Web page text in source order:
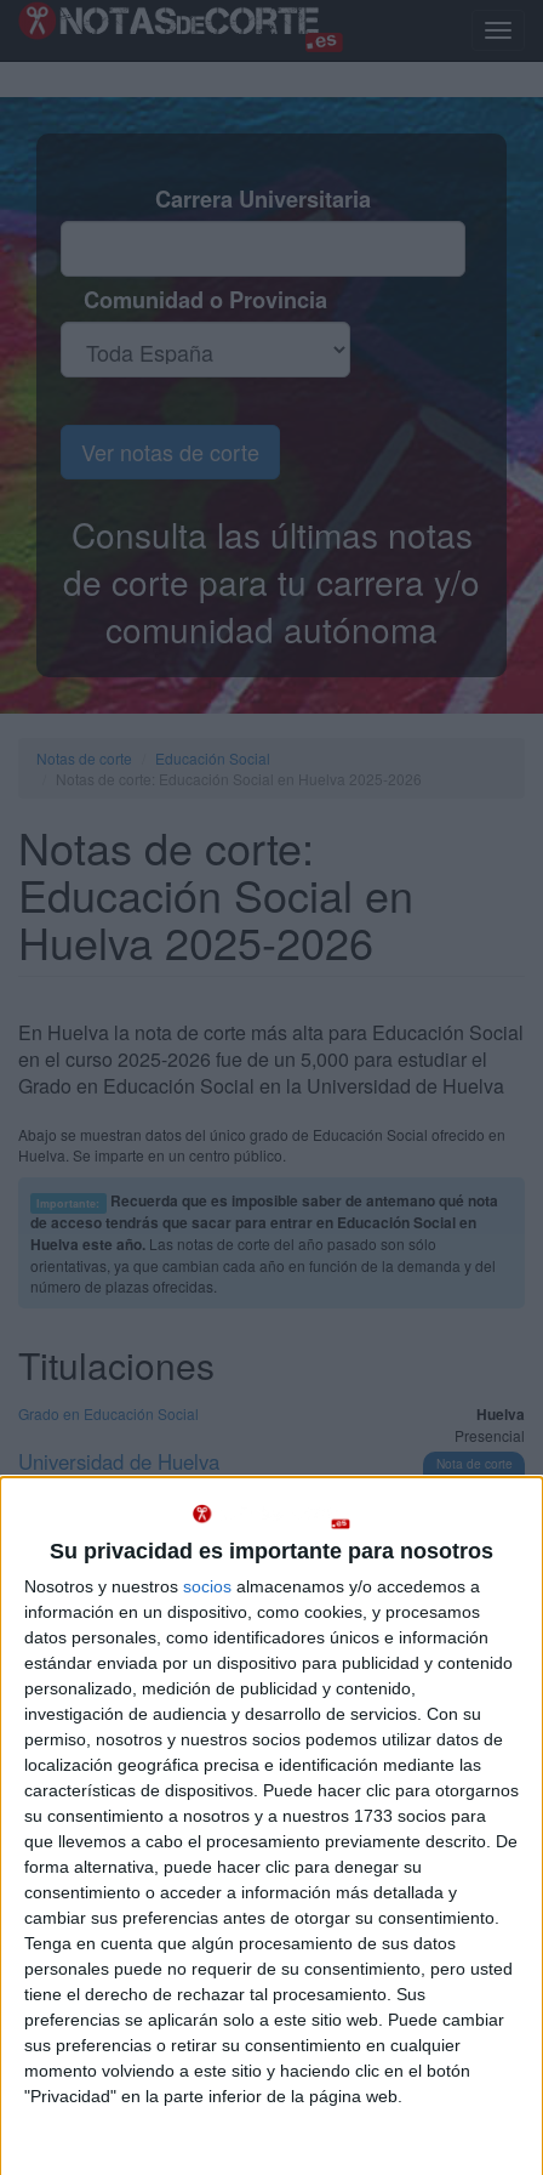
Su privacidad es importante para nosotros
Nosotros y nuestros socios almacenamos y/o accedemos a
información en un dispositivo, como cookies, y procesamos
datos personales, como identificadores únicos e información
estándar enviada por un dispositivo para publicidad y contenido
personalizado, medición de publicidad y contenido,
investigación de audiencia y desarrollo de servicios. Con su
permiso, nosotros y nuestros socios podemos utilizar datos de
localización geográfica precisa e identificación mediante las
características de dispositivos. Puede hacer clic para otorgarnos
su consentimiento a nosotros y a nuestros 1733 socios para
que llevemos a cabo el procesamiento previamente descrito. De
forma alternativa, puede hacer clic para denegar su
consentimiento o acceder a información más detallada y
cambiar sus preferencias antes de otorgar su consentimiento.
Tenga en cuenta que algún procesamiento de sus datos
personales puede no requerir de su consentimiento, pero usted
tiene el derecho de rechazar tal procesamiento. Sus
preferencias se aplicarán solo a este sitio web. Puede cambiar
sus preferencias o retirar su consentimiento en cualquier
momento volviendo a este sitio y haciendo clic en el botón
"Privacidad" en la parte inferior de la página web.
Pasar
Toggle
Carrera Universitaria
Comunidad o Provincia
Ver notas de corte
Consulta las últimas notas
de corte para tu carrera y/o
comunidad autónoma
Notas de corte
Educación Social
Notas de corte:
Educación Social en
Huelva 2025-2026
En Huelva la nota de corte más alta para Educación Social
en el curso 2025-2026 fue de un 5,000 para estudiar el
Grado en Educación Social en la Universidad de Huelva
Abajo se muestran datos del único grado de Educación Social ofrecido en
Huelva. Se imparte en un centro público.
Importante:
Recuerda que es imposible saber de antemano qué nota
de acceso tendrás que sacar para entrar en Educación Social en
Huelva este año. Las notas de corte del año pasado son sólo
orientativas, ya que cambian cada año en función de la demanda y del
número de plazas ofrecidas.
Titulaciones
Huelva
Presencial
Nota de corte
5,000
Idioma de
enseñanza:
Castellano
Grado en Educación Social
Universidad de Huelva
http://www.uhu.es/fedu/
Precio del primer curso: 757 €
Pídeles información ¡GRATIS!
Notas de corte Educación
Social por provincias
Oferta en toda España
Educación Social A Coruña
Educación Social Almería
Educación Social Asturias
Educación Social Baleares
Educación Social Barcelona
Educación Social Burgos